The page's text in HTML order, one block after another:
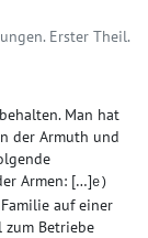
Erster Theil.
Man hat
der Armuth und
Armen: […]e)
auf einer
zum Betriebe